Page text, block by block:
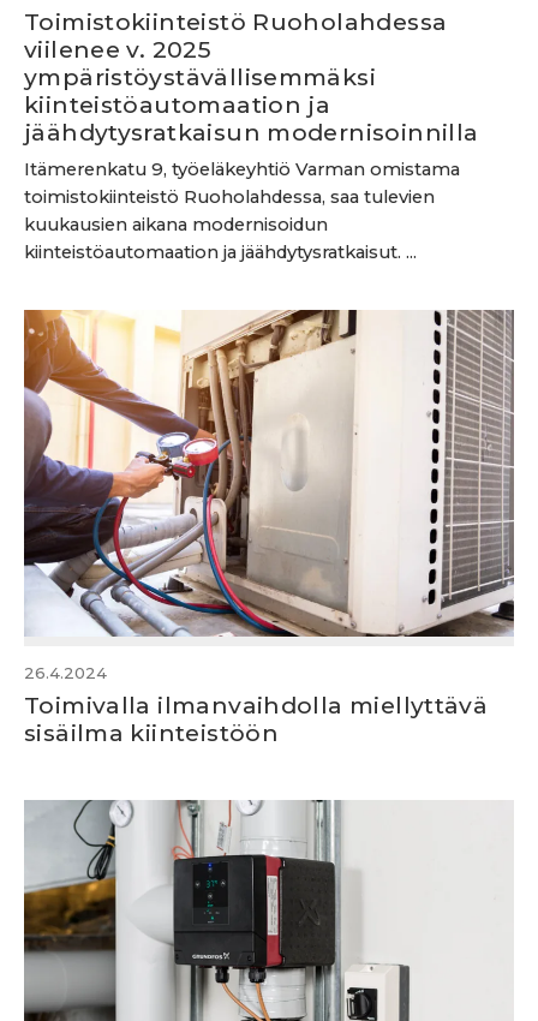
Toimistokiinteistö Ruoholahdessa
viilenee v. 2025
ympäristöystävällisemmäksi
kiinteistöautomaation ja
jäähdytysratkaisun modernisoinnilla
Itämerenkatu 9, työeläkeyhtiö Varman omistama
toimistokiinteistö Ruoholahdessa, saa tulevien
kuukausien aikana modernisoidun
kiinteistöautomaation ja jäähdytysratkaisut. ...
26.4.2024
Toimivalla ilmanvaihdolla miellyttävä
sisäilma kiinteistöön